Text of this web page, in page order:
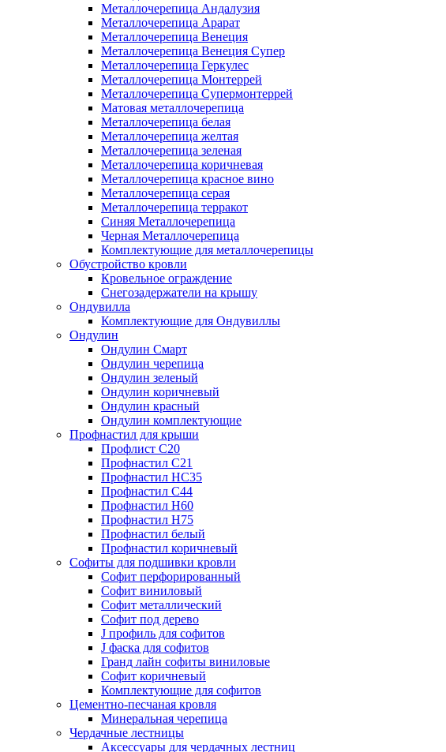
Металлочерепица Андалузия
Металлочерепица Арарат
Металлочерепица Венеция
Металлочерепица Венеция Супер
Металлочерепица Геркулес
Металлочерепица Монтеррей
Металлочерепица Супермонтеррей
Матовая металлочерепица
Металлочерепица белая
Металлочерепица желтая
Металлочерепица зеленая
Металлочерепица коричневая
Металлочерепица красное вино
Металлочерепица серая
Металлочерепица терракот
Синяя Металлочерепица
Черная Металлочерепица
Комплектующие для металлочерепицы
Обустройство кровли
Кровельное ограждение
Снегозадержатели на крышу
Ондувилла
Комплектующие для Ондувиллы
Ондулин
Ондулин Смарт
Ондулин черепица
Ондулин зеленый
Ондулин коричневый
Ондулин красный
Ондулин комплектующие
Профнастил для крыши
Профлист С20
Профнастил С21
Профнастил НС35
Профнастил С44
Профнастил Н60
Профнастил Н75
Профнастил белый
Профнастил коричневый
Софиты для подшивки кровли
Cофит перфорированный
Софит виниловый
Софит металлический
Софит под дерево
J профиль для софитов
J фаска для софитов
Гранд лайн софиты виниловые
Софит коричневый
Комплектующие для софитов
Цементно-песчаная кровля
Минеральная черепица
Чердачные лестницы
Аксессуары для чердачных лестниц